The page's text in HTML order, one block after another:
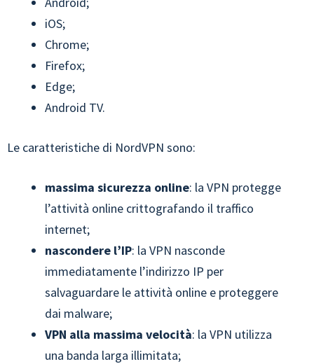
iOS;
Chrome;
Firefox;
Edge;
Android TV.
Le caratteristiche di NordVPN sono:
massima sicurezza online: la VPN protegge
l’attività online crittografando il traffico
internet;
nascondere l’IP: la VPN nasconde
immediatamente l’indirizzo IP per
salvaguardare le attività online e proteggere
dai malware;
VPN alla massima velocità: la VPN utilizza
una banda larga illimitata;